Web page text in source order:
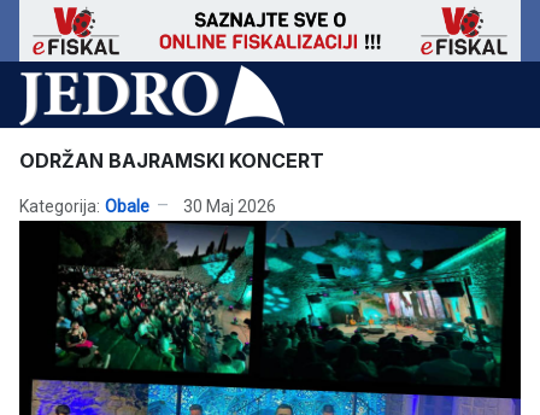
ODRŽAN BAJRAMSKI KONCERT
Kategorija: Obale 30 Maj 2026